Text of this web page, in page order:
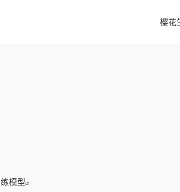
樱花
模型